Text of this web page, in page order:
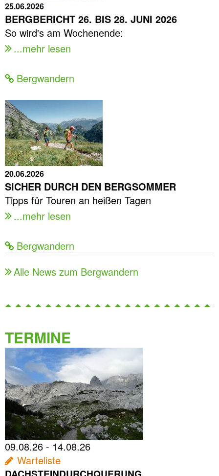
25.06.2026
BERGBERICHT 26. BIS 28. JUNI 2026
So wird's am Wochenende:
...mehr lesen
Bergwandern
20.06.2026
SICHER DURCH DEN BERGSOMMER
Tipps für Touren an heißen Tagen
...mehr lesen
Bergwandern
Alle News zum Bergwandern
TERMINE
09.08.26 - 14.08.26
Warteliste